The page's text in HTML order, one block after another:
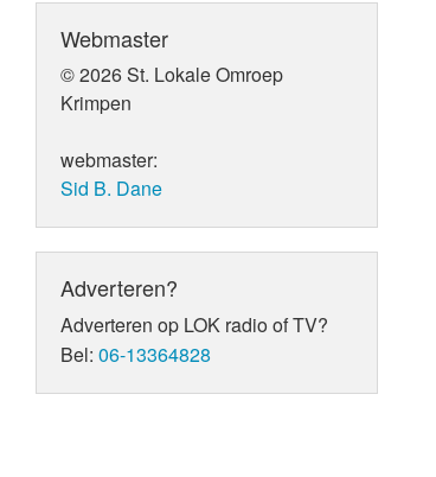
Webmaster
© 2026 St. Lokale Omroep
Krimpen
webmaster:
Sid B. Dane
Adverteren?
Adverteren op LOK radio of TV?
Bel:06-13364828